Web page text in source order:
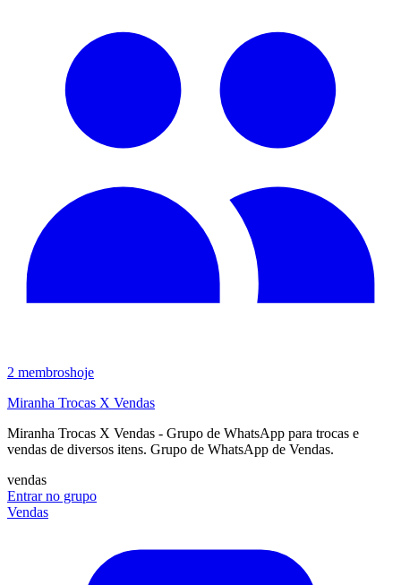
2 membroshoje
Miranha Trocas X Vendas
Miranha Trocas X Vendas - Grupo de WhatsApp para trocas e
vendas de diversos itens. Grupo de WhatsApp de Vendas.
vendas
Entrar no grupo
Vendas